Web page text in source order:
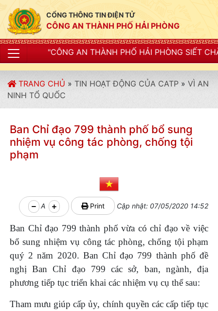
CỔNG THÔNG TIN ĐIỆN TỬ
CÔNG AN THÀNH PHỐ HẢI PHÒNG
AN THÀNH PHỐ HẢI PHÒNG SIẾT CHẶT KỶ LUẬT, KỶ
TRANG CHỦ » TIN HOẠT ĐỘNG CỦA CATP » VÌ AN
NINH TỔ QUỐC
Ban Chỉ đạo 799 thành phố bổ sung
nhiệm vụ công tác phòng, chống tội
phạm
A Print Cập nhật: 07/05/2020 14:52
Ban Chỉ đạo 799 thành phố vừa có chỉ đạo về việc
bổ sung nhiệm vụ công tác phòng, chống tội phạm
quý 2 năm 2020. Ban Chỉ đạo 799 thành phố đề
nghị Ban Chỉ đạo 799 các sở, ban, ngành, địa
phương tiếp tục triển khai các nhiệm vụ cụ thể sau:
Tham mưu giúp cấp ủy, chính quyền các cấp tiếp tục